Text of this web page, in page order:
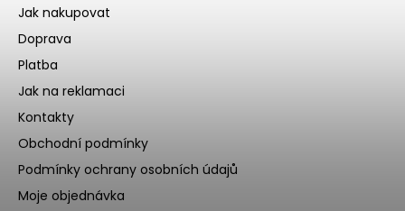
Jak nakupovat
Doprava
Platba
Jak na reklamaci
Kontakty
Obchodní podmínky
Podmínky ochrany osobních údajů
Moje objednávka